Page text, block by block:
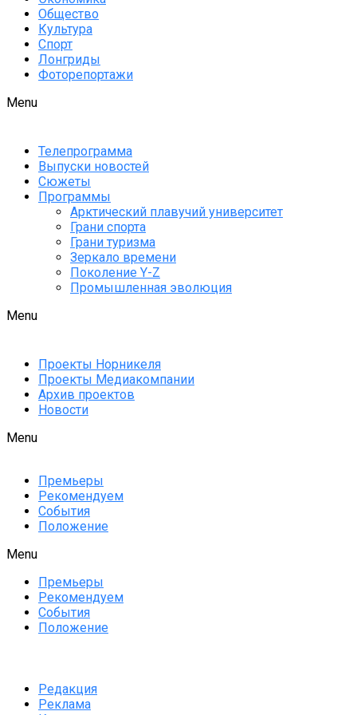
Общество
Культура
Спорт
Лонгриды
Фоторепортажи
Menu
Телепрограмма
Выпуски новостей
Сюжеты
Программы
Арктический плавучий университет
Грани спорта
Грани туризма
Зеркало времени
Поколение Y-Z
Промышленная эволюция
Menu
Проекты Норникеля
Проекты Медиакомпании
Архив проектов
Новости
Menu
Премьеры
Рекомендуем
События
Положение
Menu
Премьеры
Рекомендуем
События
Положение
Редакция
Реклама